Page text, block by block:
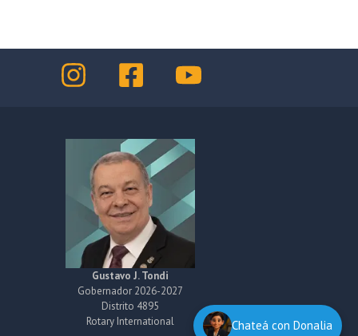
Gustavo J. Tondi
Gobernador 2026-2027
Distrito 4895
Rotary International
Chateá con Donalia